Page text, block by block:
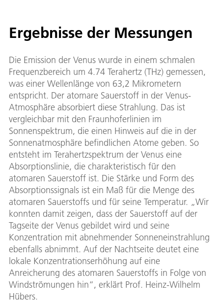
Ergebnisse der Messungen
Die Emission der Venus wurde in einem schmalen
Frequenzbereich um 4.74 Terahertz (THz) gemessen,
was einer Wellenlänge von 63,2 Mikrometern
entspricht. Der atomare Sauerstoff in der Venus-
Atmosphäre absorbiert diese Strahlung. Das ist
vergleichbar mit den Fraunhoferlinien im
Sonnenspektrum, die einen Hinweis auf die in der
Sonnenatmosphäre befindlichen Atome geben. So
entsteht im Terahertzspektrum der Venus eine
Absorptionslinie, die charakteristisch für den
atomaren Sauerstoff ist. Die Stärke und Form des
Absorptionssignals ist ein Maß für die Menge des
atomaren Sauerstoffs und für seine Temperatur. „Wir
konnten damit zeigen, dass der Sauerstoff auf der
Tagseite der Venus gebildet wird und seine
Konzentration mit abnehmender Sonneneinstrahlung
ebenfalls abnimmt. Auf der Nachtseite deutet eine
lokale Konzentrationserhöhung auf eine
Anreicherung des atomaren Sauerstoffs in Folge von
Windströmungen hin“, erklärt Prof. Heinz-Wilhelm
Hübers.